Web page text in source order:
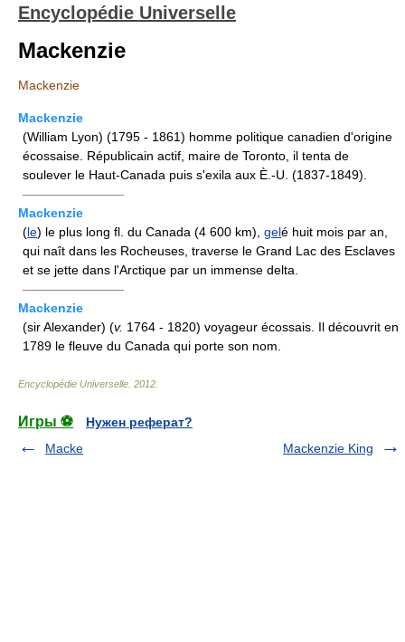
Encyclopédie Universelle
Mackenzie
Mackenzie
Mackenzie
(William Lyon) (1795 - 1861) homme politique canadien d'origine
écossaise. Républicain actif, maire de Toronto, il tenta de
soulever le Haut-Canada puis s'exila aux È.-U. (1837-1849).
————————
Mackenzie
(le) le plus long fl. du Canada (4 600 km), gelé huit mois par an,
qui naît dans les Rocheuses, traverse le Grand Lac des Esclaves
et se jette dans l'Arctique par un immense delta.
————————
Mackenzie
(sir Alexander) (v. 1764 - 1820) voyageur écossais. Il découvrit en
1789 le fleuve du Canada qui porte son nom.
Encyclopédie Universelle 2012
Игры ⚽
Нужен реферат?
Macke
Mackenzie King